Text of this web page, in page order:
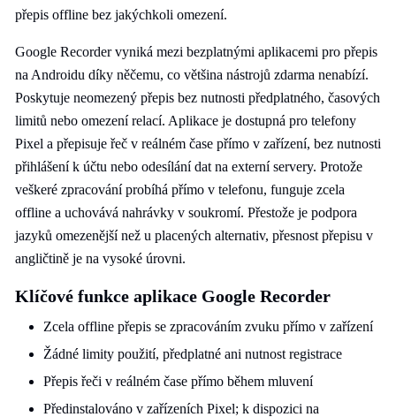
přepis offline bez jakýchkoli omezení.
Google Recorder vyniká mezi bezplatnými aplikacemi pro přepis
na Androidu díky něčemu, co většina nástrojů zdarma nenabízí.
Poskytuje neomezený přepis bez nutnosti předplatného, časových
limitů nebo omezení relací. Aplikace je dostupná pro telefony
Pixel a přepisuje řeč v reálném čase přímo v zařízení, bez nutnosti
přihlášení k účtu nebo odesílání dat na externí servery. Protože
veškeré zpracování probíhá přímo v telefonu, funguje zcela
offline a uchovává nahrávky v soukromí. Přestože je podpora
jazyků omezenější než u placených alternativ, přesnost přepisu v
angličtině je na vysoké úrovni.
Klíčové funkce aplikace Google Recorder
Zcela offline přepis se zpracováním zvuku přímo v zařízení
Žádné limity použití, předplatné ani nutnost registrace
Přepis řeči v reálném čase přímo během mluvení
Předinstalováno v zařízeních Pixel; k dispozici na